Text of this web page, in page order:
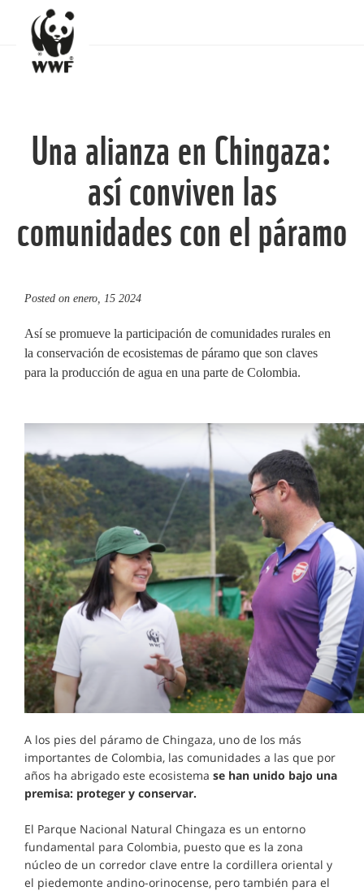
Una alianza en Chingaza:
así conviven las
comunidades con el páramo
Posted on enero, 15 2024
Así se promueve la participación de comunidades rurales en
la conservación de ecosistemas de páramo que son claves
para la producción de agua en una parte de Colombia.
A los pies del páramo de Chingaza, uno de los más
importantes de Colombia, las comunidades a las que por
años ha abrigado este ecosistema se han unido bajo una
premisa: proteger y conservar.
El Parque Nacional Natural Chingaza es un entorno
fundamental para Colombia, puesto que es la zona
núcleo de un corredor clave entre la cordillera oriental y
el piedemonte andino-orinocense, pero también para el